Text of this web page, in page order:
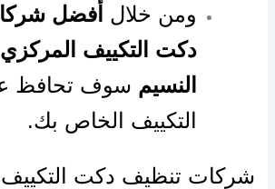
ومن خلال أفضل
دكت التكييف
النسيم سوف تحافظ
التكييف الخاص بك.
شركات تنظيف دكت